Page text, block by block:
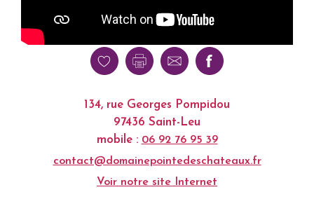
134, rue Georges Pompidou
97436 Saint-Leu
mobile : 06 92 76 95 39
contact@domainepointedeschateaux.fr
Voir notre site Internet